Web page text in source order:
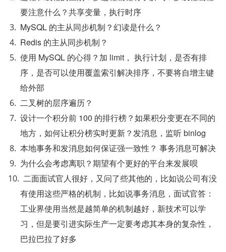
要注意什么？共享变量，执行时序
MySQL 的主从同步机制？幻读是什么？
Redis 的主从同步机制？
使用 MySQL 的心得？加 limit， 执行计划，是否有排
序，是否可以使用覆盖索引解决排序，不要将自增主键
给外部
二叉树的层序遍历？
设计一个积分前 100 的排行榜？如果积分变更在不同的
地方，如何让积分榜实时更新？发消息，监听 binlog
本地事务和发消息如何保证强一致性？ 事务消息可解决
为什么会考虑离职？期望有个更好的平台来发展呗
二面面试官人很好，又问了些其他的，比如说公司有没
有使用这些严格的机制，比如说事务消息，面试官答：
工业界使用当然是越简单的机制越好，新技术可以学
习，但是要引进实际生产一定要考虑其本身的复杂性，
巴拉巴拉了好多